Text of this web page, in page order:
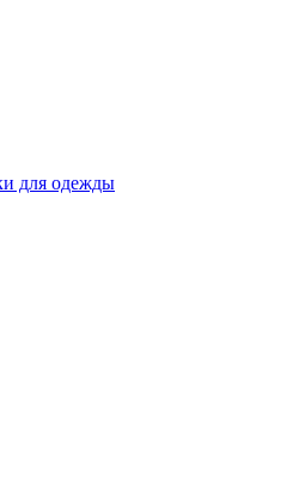
для одежды